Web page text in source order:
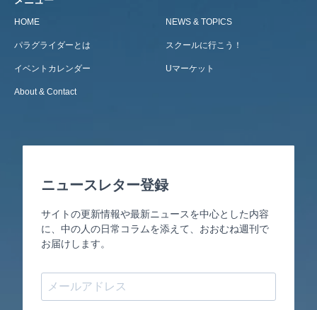
HOME NEWS & TOPICS
パラグライダーとは スクールに行こう！
イベントカレンダー Uマーケット
About & Contact
ニュースレター登録
サイトの更新情報や最新ニュースを中心とした内容
に、中の人の日常コラムを添えて、おおむね週刊で
お届けします。